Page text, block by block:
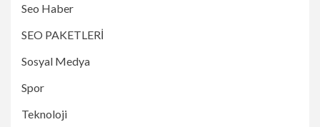
Seo Haber
SEO PAKETLERİ
Sosyal Medya
Spor
Teknoloji